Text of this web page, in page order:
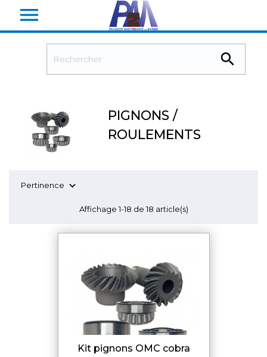


PIGNONS /
ROULEMENTS
Pertinence 
Affichage 1-18 de 18 article(s)
kit pignons OMC cobra